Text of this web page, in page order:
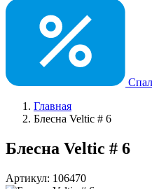
Главная
Блесна Veltic # 6
Блесна Veltic # 6
Артикул: 106470